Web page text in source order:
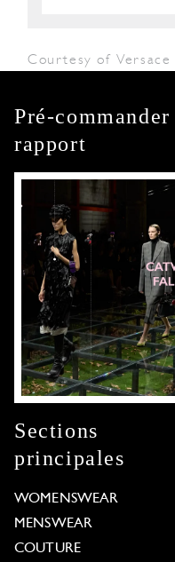
Courtesy of Versace
Pré-
rapport
Sections
principales
WOMENSWEAR
MENSWEAR
COUTURE